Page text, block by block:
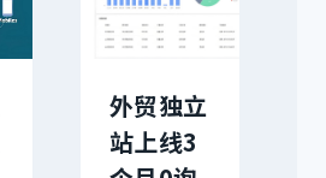
外贸独立
站上线3